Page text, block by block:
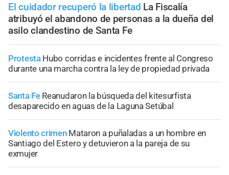
El cuidador recuperó la libertad La Fiscalía
atribuyó el abandono de personas a la dueña del
asilo clandestino de Santa Fe
Protesta Hubo corridas e incidentes frente al Congreso
durante una marcha contra la ley de propiedad privada
Santa Fe Reanudaron la búsqueda del kitesurfista
desaparecido en aguas de la Laguna Setúbal
Violento crimen Mataron a puñaladas a un hombre en
Santiago del Estero y detuvieron a la pareja de su
exmujer